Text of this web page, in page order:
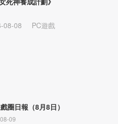
08-08 PC遊戲
圈日報（8月8日）
09